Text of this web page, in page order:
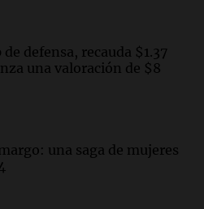
defensa, recauda $1.37
una valoración de $8
una saga de mujeres